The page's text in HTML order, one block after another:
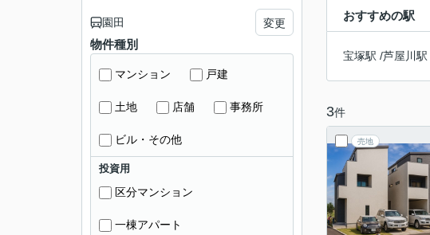
おすすめの駅
宝塚駅 /芦屋川駅
3件
売地
園田 変更
物件種別
マンション 戸建
土地 店舗 事務所
ビル・その他
投資用
区分マンション
一棟アパート